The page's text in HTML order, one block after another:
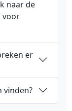
naar de
voor
er
vinden?